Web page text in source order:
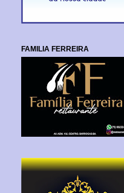
FAMILIA FERREIRA